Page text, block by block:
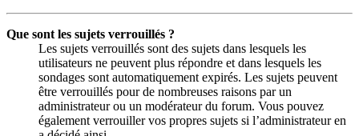
Que sont les sujets verrouillés ?
Les sujets verrouillés sont des sujets dans lesquels les
utilisateurs ne peuvent plus répondre et dans lesquels les
sondages sont automatiquement expirés. Les sujets peuvent
être verrouillés pour de nombreuses raisons par un
administrateur ou un modérateur du forum. Vous pouvez
également verrouiller vos propres sujets si l’administrateur en